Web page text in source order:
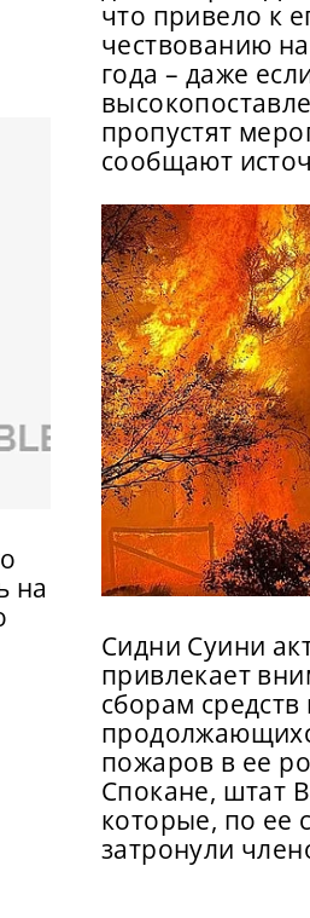
на
что привело к
чествованию
года – даже
пропустят
сообщают
Сидни Суини
привлекает
сборам
пожаров в ее
Спокане, штат
которые, по ее
затронули